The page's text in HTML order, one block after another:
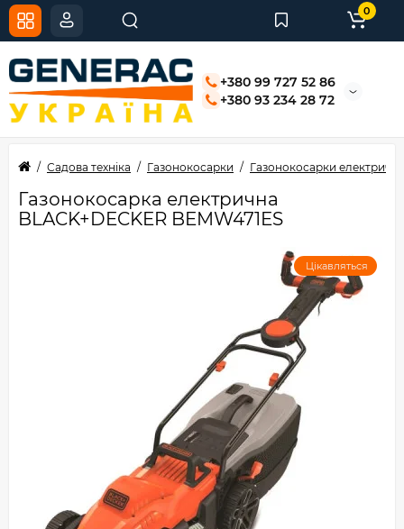
+380 99 727 52 86
+380 93 234 28 72
0
Садова техніка Газонокосарки Газонокосарки електричні
Газонокосарка електрична
BLACK+DECKER BEMW471ES
Цікавляться